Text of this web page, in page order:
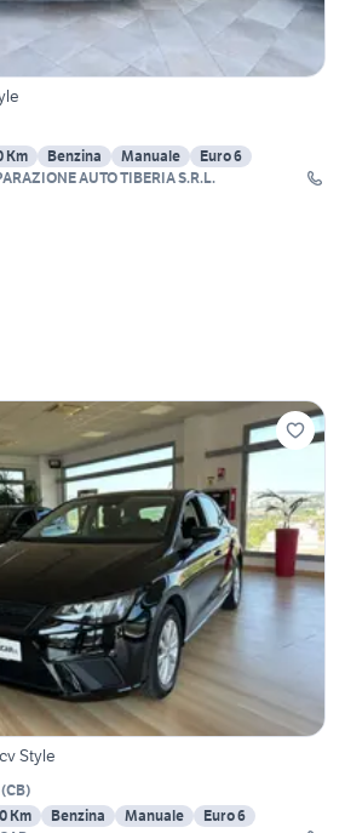
Km Benzina Manuale
Euro 6
AUTO TIBERIA S.R.L.
Style
(CB)
Km Benzina Manuale
Euro 6